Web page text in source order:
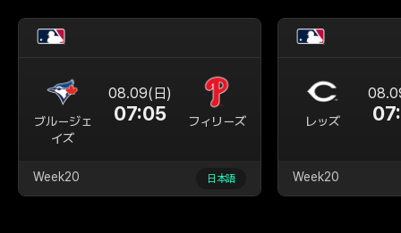
ブルージェ
イズ
08.09(日)
07:05 フィリーズ
Week20 日本語
レッズ
Week20